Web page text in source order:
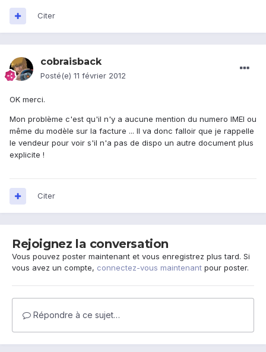
Citer
cobraisback
Posté(e) 11 février 2012
OK merci.
Mon problème c'est qu'il n'y a aucune mention du numero IMEI ou
même du modèle sur la facture ... Il va donc falloir que je rappelle
le vendeur pour voir s'il n'a pas de dispo un autre document plus
explicite !
Citer
Rejoignez la conversation
Vous pouvez poster maintenant et vous enregistrez plus tard. Si
vous avez un compte, connectez-vous maintenant pour poster.
Répondre à ce sujet…